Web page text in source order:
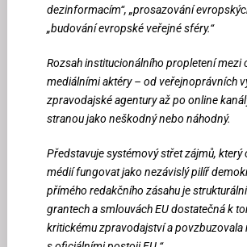
dezinformacím“, „prosazování
„budování evropské veřejné sféry.“
Rozsah institucionálního propletení mezi
mediálními aktéry – od veřejnoprávních
zpravodajské agentury až po online
stranou jako neškodný nebo náhodný.
Představuje systémový střet zájmů,
médií fungovat jako nezávislý pilíř
přímého redakčního zásahu je
grantech a smlouvách EU dostatečná k
kritickému zpravodajství a